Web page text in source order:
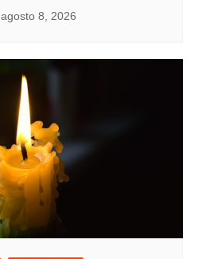
agosto 8, 2026